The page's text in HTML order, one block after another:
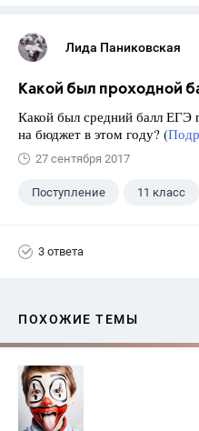
Лида Паниковская
Какой был проходной
Какой был средний балл ЕГЭ
на бюджет в этом году? (
27 сентября 2017
Поступление 11 класс
3 ответа
ПОХОЖИЕ ТЕМЫ